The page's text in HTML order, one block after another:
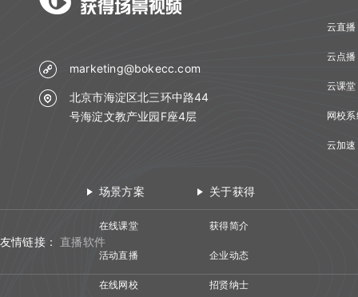
marketing@bokecc.com
北京市海淀区北三环中路44
号海淀文教产业园F座4层
云直播
云点播
云课堂
网校
云加速
场景方案
在线课堂
活动直播
在线网校
关于获得
获得简介
企业动态
招贤纳士
友情链接： 直播软件